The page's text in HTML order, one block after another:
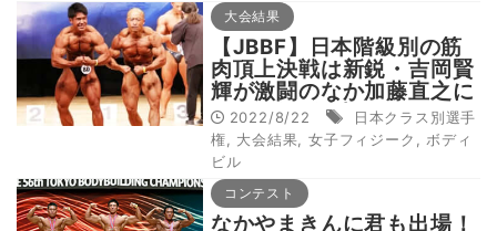
大会結果
【JBBF】日本階級別の筋
肉頂上決戦は新鋭・吉岡賢
輝が激闘のなか加藤直之に
次ぐ2位に浮上！＝8月21
日JBBF日本クラス別選手
権結果
2022/8/22
日本クラス別選手
権
大会結果 女子フィジーク
ボディ
ビル
コンテスト
なかやまきんに君も出場！